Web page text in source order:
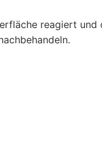
reagiert und